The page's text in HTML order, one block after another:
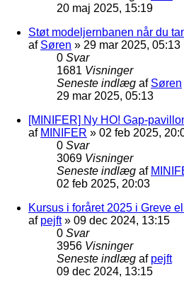
20 maj 2025, 15:19
Støt modeljernbanen når du
af Søren » 29 mar 2025, 05:13
0 Svar
1681 Visninger
Seneste indlæg af Søren
29 mar 2025, 05:13
[MINIFER] Ny HO! Gap-
af MINIFER » 02 feb 2025,
0 Svar
3069 Visninger
Seneste indlæg af
02 feb 2025, 20:03
Kursus i foråret 2025 i Greve
af pejft» 09 dec 2024, 13:15
0 Svar
3956 Visninger
Seneste indlæg af pejft
09 dec 2024, 13:15